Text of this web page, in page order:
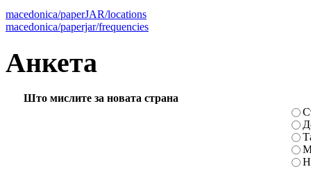
macedonica/paperJAR/locations
macedonica/paperjar/frequencies
Анкета
Што мислите за новата страна